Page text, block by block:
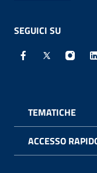
SEGUICI SU
Facebook - Sito
X - Sito
TEMATICHE
ACCESSO